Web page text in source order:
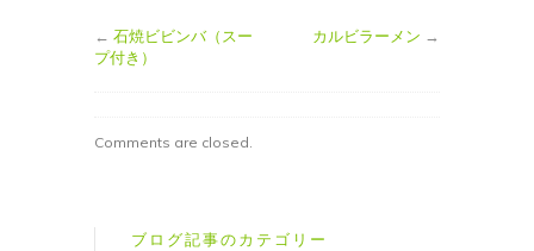
← 石焼ビビンバ（スー
プ付き）
カルビラーメン →
Comments are closed.
ブログ記事のカテゴリー